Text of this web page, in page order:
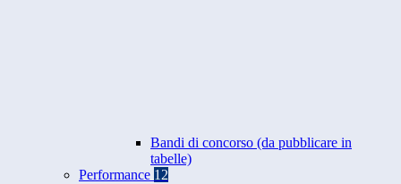
Bandi di concorso (da pubblicare in
tabelle)
Performance 12